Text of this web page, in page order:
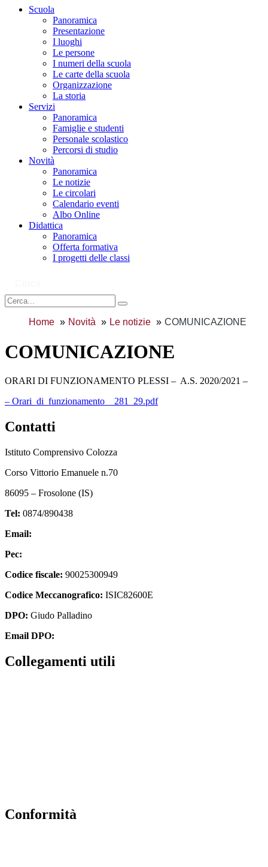
Scuola
Panoramica
Presentazione
I luoghi
Le persone
I numeri della scuola
Le carte della scuola
Organizzazione
La storia
Servizi
Panoramica
Famiglie e studenti
Personale scolastico
Percorsi di studio
Novità
Panoramica
Le notizie
Le circolari
Calendario eventi
Albo Online
Didattica
Panoramica
Offerta formativa
I progetti delle classi
Home Novità Le notizie COMUNICAZIONE
COMUNICAZIONE
ORARI DI FUNZIONAMENTO PLESSI – A.S. 2020/2021 –
– Orari_di_funzionamento__281_29.pdf
Contatti
Istituto Comprensivo Colozza
Corso Vittorio Emanuele n.70
86095 – Frosolone (IS)
Tel: 0874/890438
Email:
Pec:
Codice fiscale: 90025300949
Codice Meccanografico: ISIC82600E
DPO: Giudo Palladino
Email DPO:
Collegamenti utili
Conformità